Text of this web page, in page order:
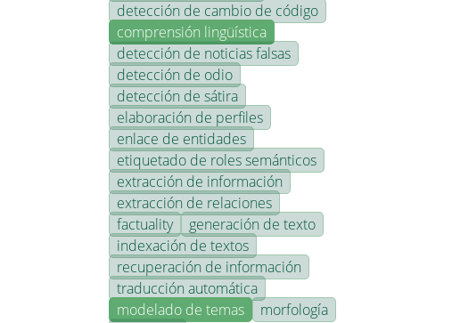
detección de cambio de código
comprensión lingüística
detección de noticias falsas
detección de odio
detección de sátira
elaboración de perfiles
enlace de entidades
etiquetado de roles semánticos
extracción de información
extracción de relaciones
factuality
generación de texto
indexación de textos
recuperación de información
traducción automática
modelado de temas
morfología